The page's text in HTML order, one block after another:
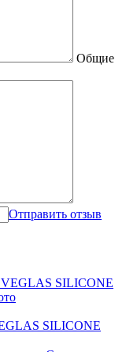
Общие
Отправить отзыв
SILICONE